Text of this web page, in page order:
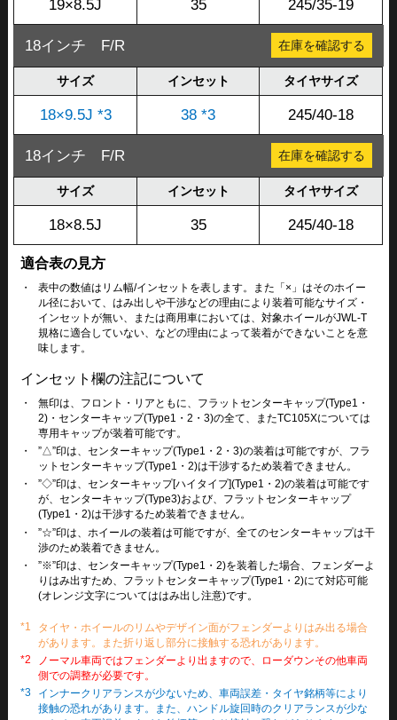
19×8.5J 35 245/35-19
18インチ F/R 在庫を確認する
サイズ インセット タイヤサイズ
18×9.5J *3 38 *3 245/40-18
18インチ F/R 在庫を確認する
サイズ インセット タイヤサイズ
18×8.5J 35 245/40-18
適合表の見方
・
表中の数値はリム幅/インセットを表します。また「×」はそのホイー
ル径において、はみ出しや干渉などの理由により装着可能なサイズ・
インセットが無い、または商用車においては、対象ホイールがJWL-T
規格に適合していない、などの理由によって装着ができないことを意
味します。
インセット欄の注記について
・
無印は、フロント・リアともに、フラットセンターキャップ(Type1・
2)・センターキャップ(Type1・2・3)の全て、またTC105Xについては
専用キャップが装着可能です。
・
”△”印は、センターキャップ(Type1・2・3)の装着は可能ですが、フラ
ットセンターキャップ(Type1・2)は干渉するため装着できません。
・
”◇”印は、センターキャップ[ハイタイプ](Type1・2)の装着は可能です
が、センターキャップ(Type3)および、フラットセンターキャップ
(Type1・2)は干渉するため装着できません。
・
”☆”印は、ホイールの装着は可能ですが、全てのセンターキャップは干
渉のため装着できません。
・
”※”印は、センターキャップ(Type1・2)を装着した場合、フェンダーよ
りはみ出すため、フラットセンターキャップ(Type1・2)にて対応可能
(オレンジ文字についてははみ出し注意)です。
*1
タイヤ・ホイールのリムやデザイン面がフェンダーよりはみ出る場合
があります。また折り返し部分に接触する恐れがあります。
*2
ノーマル車両ではフェンダーより出ますので、ローダウンその他車両
側での調整が必要です。
*3
インナークリアランスが少ないため、車両誤差・タイヤ銘柄等により
接触の恐れがあります。また、ハンドル旋回時のクリアランスが少な